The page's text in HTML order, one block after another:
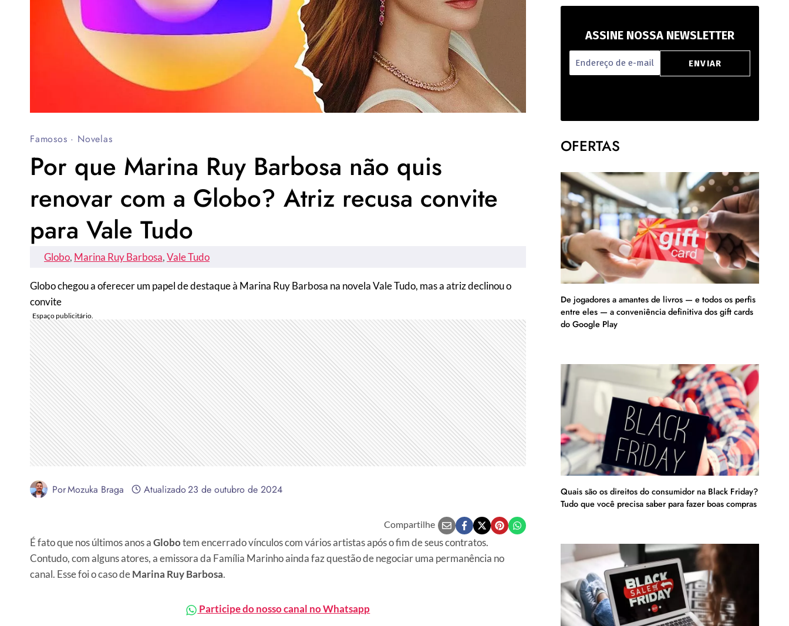
Famosos · Novelas
Por que Marina Ruy Barbosa não quis
renovar com a Globo? Atriz recusa convite
para Vale Tudo
Globo, Marina Ruy Barbosa, Vale Tudo
Globo chegou a oferecer um papel de destaque à Marina Ruy Barbosa na novela Vale Tudo, mas a atriz declinou o
convite
PorMozuka Braga Atualizado23 de outubro de 2024
Compartilhe
É fato que nos últimos anos aGlobotem encerrado vínculos com vários artistas após o fim de seus contratos.
Contudo, com alguns atores, a emissora da Família Marinho ainda faz questão de negociar uma permanência no
canal. Esse foi o caso deMarina Ruy Barbosa.
Participe do nosso canal no Whatsapp
ASSINE NOSSA NEWSLETTER
OFERTAS
De jogadores a amantes de livros — e todos os perfis
entre eles — a conveniência definitiva dos gift cards
do Google Play
Quais são os direitos do consumidor na Black Friday?
Tudo que você precisa saber para fazer boas compras